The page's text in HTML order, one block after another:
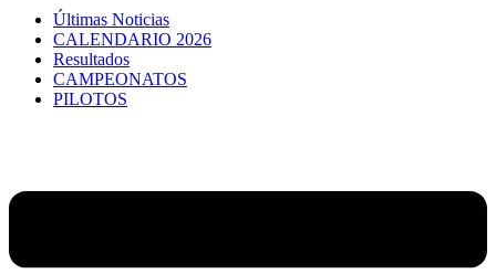
Últimas Noticias
CALENDARIO 2026
Resultados
CAMPEONATOS
PILOTOS